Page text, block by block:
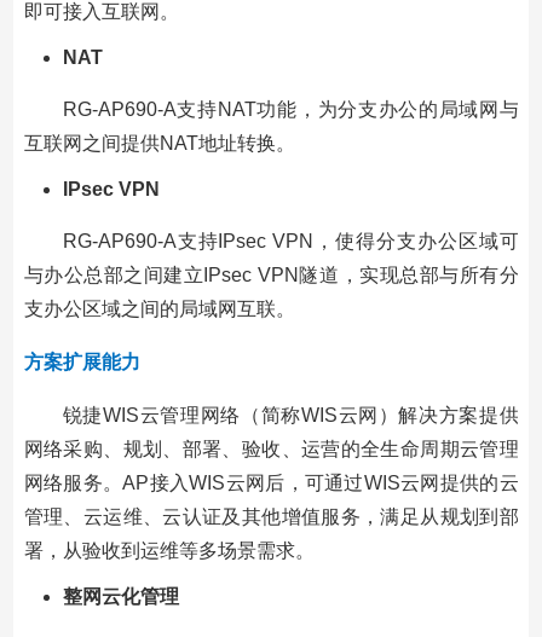
即可接入互联网。
NAT
RG-AP690-A支持NAT功能，为分支办公的局域网与
互联网之间提供NAT地址转换。
IPsec VPN
RG-AP690-A支持IPsec VPN，使得分支办公区域可
与办公总部之间建立IPsec VPN隧道，实现总部与所有分
支办公区域之间的局域网互联。
方案扩展能力
锐捷WIS云管理网络（简称WIS云网）解决方案提供
网络采购、规划、部署、验收、运营的全生命周期云管理
网络服务。AP接入WIS云网后，可通过WIS云网提供的云
管理、云运维、云认证及其他增值服务，满足从规划到部
署，从验收到运维等多场景需求。
整网云化管理